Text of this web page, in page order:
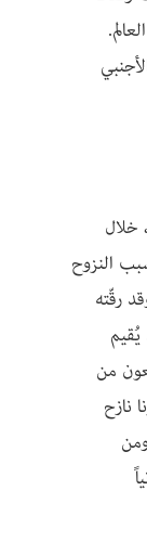
خلال
النزوح
علينا منذ العام 2011، وقد رقّته
يُقيم
من
نازح